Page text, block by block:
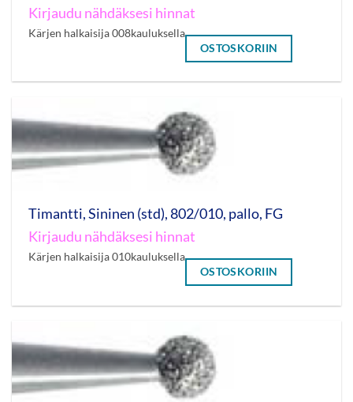
Kirjaudu nähdäksesi hinnat
Kärjen halkaisija 008kauluksella
OSTOSKORIIN
Timantti, Sininen (std), 802/010, pallo, FG
Kirjaudu nähdäksesi hinnat
Kärjen halkaisija 010kauluksella
OSTOSKORIIN